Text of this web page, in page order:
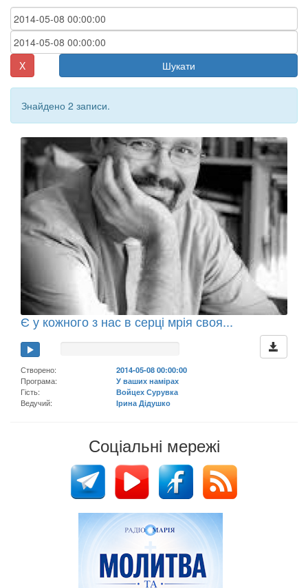
X Шукати
Знайдено 2 записи.
Є у кожного з нас в серці мрія своя...
Створено:
2014-05-08 00:00:00
Програма:
У ваших намірах
Гість:
Войцех Сурувка
Ведучий:
Ірина Дідушко
Соціальні мережі